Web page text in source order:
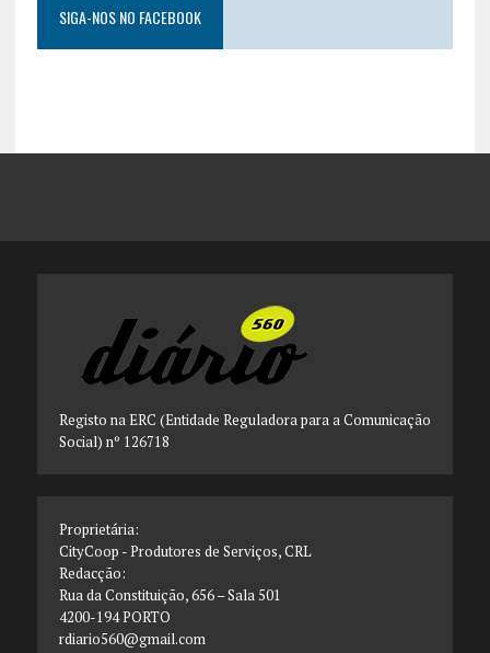
SIGA-NOS NO FACEBOOK
Registo na ERC (Entidade Reguladora para a Comunicação
Social) nº 126718
Proprietária:
CityCoop - Produtores de Serviços, CRL
Redacção:
Rua da Constituição, 656 – Sala 501
4200-194 PORTO
rdiario560@gmail.com